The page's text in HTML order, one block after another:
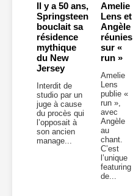
Il y a 50 ans,
Springsteen
bouclait sa
résidence
mythique
du New
Jersey
Interdit de
studio par un
juge à cause
du procès qui
l’opposait à
son ancien
manage...
Amelie
Lens et
Angèle
réunies
sur «
run »
Amelie
Lens
publie «
run »,
avec
Angèle
au
chant.
C’est
l’unique
featuring
de...